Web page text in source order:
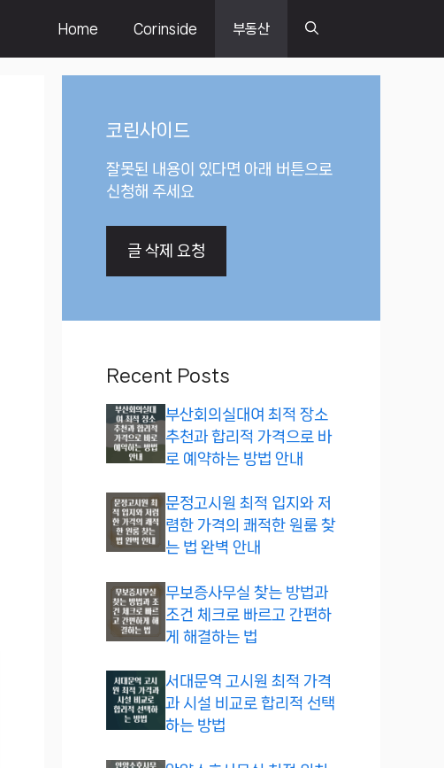
Home Corinside 부동산
코린사이드
잘못된 내용이 있다면 아래 버튼으로
신청해 주세요
글 삭제 요청
Recent Posts
부산회의실대여 최적 장소
추천과 합리적 가격으로 바
로 예약하는 방법 안내
문정고시원 최적 입지와 저
렴한 가격의 쾌적한 원룸 찾
는 법 완벽 안내
무보증사무실 찾는 방법과
조건 체크로 빠르고 간편하
게 해결하는 법
서대문역 고시원 최적 가격
과 시설 비교로 합리적 선택
하는 방법